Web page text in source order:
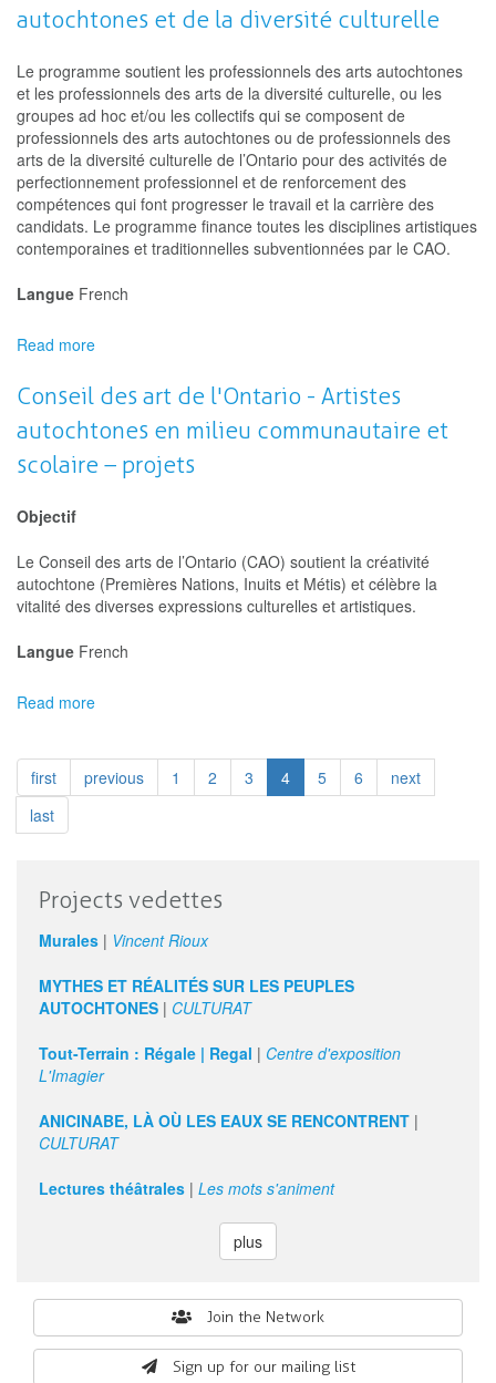
autochtones et de la diversité culturelle
Le programme soutient les professionnels des arts autochtones
et les professionnels des arts de la diversité culturelle, ou les
groupes ad hoc et/ou les collectifs qui se composent de
professionnels des arts autochtones ou de professionnels des
arts de la diversité culturelle de l’Ontario pour des activités de
perfectionnement professionnel et de renforcement des
compétences qui font progresser le travail et la carrière des
candidats. Le programme finance toutes les disciplines artistiques
contemporaines et traditionnelles subventionnées par le CAO.
Langue French
Read more
des
arts
de
l'Ontario
-
et
de
carrière
professionnels
de
la
Conseil des art de l'Ontario - Artistes
autochtones en milieu communautaire et
scolaire – projets
Objectif
Le Conseil des arts de l’Ontario (CAO) soutient la créativité
autochtone (Premières Nations, Inuits et Métis) et célèbre la
vitalité des diverses expressions culturelles et artistiques.
Langue French
Read more
de
en
communautaire
scolaire
–
first previous 1 2 3 4 5 6
next
last
Projects vedettes
Murales | Vincent Rioux
MYTHES ET RÉALITÉS SUR LES PEUPLES
AUTOCHTONES | CULTURAT
Tout-Terrain : Régale | Regal | Centre d'exposition
L'Imagier
ANICINABE, LÀ OÙ LES EAUX SE RENCONTRENT |
CULTURAT
Lectures théâtrales | Les mots s'animent
plus
Join the Network
Sign up for our mailing list
form